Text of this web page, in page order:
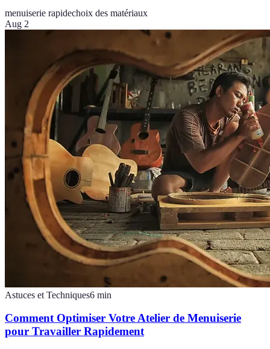
menuiserie rapidechoix des matériaux
Aug 2
Astuces et Techniques6 min
Comment Optimiser Votre Atelier de Menuiserie
pour Travailler Rapidement